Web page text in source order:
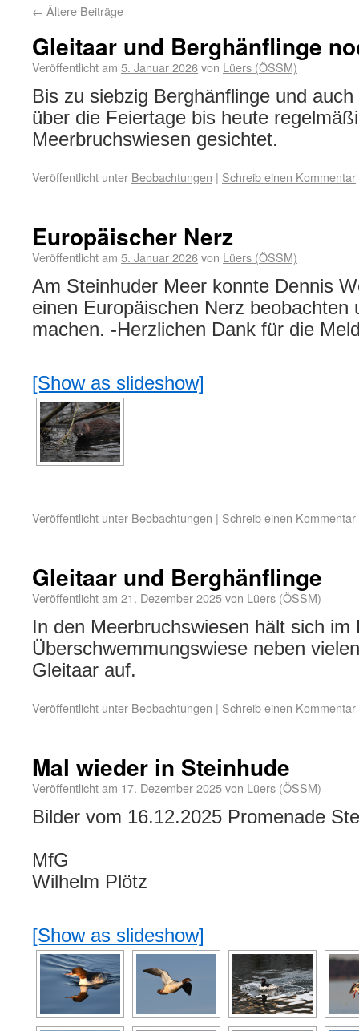
← Ältere Beiträge
Gleitaar und Berghänflinge
Veröffentlicht am 5. Januar 2026von Lüers (ÖSSM)
Bis zu siebzig Berghänflinge und
über die Feiertage bis heute
Meerbruchswiesen gesichtet.
Veröffentlicht unter Beobachtungen | Schreib einen Kommentar
Europäischer Nerz
Veröffentlicht am 5. Januar 2026von Lüers (ÖSSM)
Am Steinhuder Meer konnte Dennis
einen Europäischen Nerz beobachten
machen. -Herzlichen Dank für die
[Show as slideshow]
Veröffentlicht unter Beobachtungen | Schreib einen Kommentar
Gleitaar und Berghänflinge
Veröffentlicht am 21. Dezember 2025von Lüers (ÖSSM)
In den Meerbruchswiesen hält sich im
Überschwemmungswiese neben
Gleitaar auf.
Veröffentlicht unter Beobachtungen | Schreib einen Kommentar
Mal wieder in Steinhude
Veröffentlicht am 17. Dezember 2025von Lüers (ÖSSM)
Bilder vom 16.12.2025 Promenade
MfG
Wilhelm Plötz
[Show as slideshow]